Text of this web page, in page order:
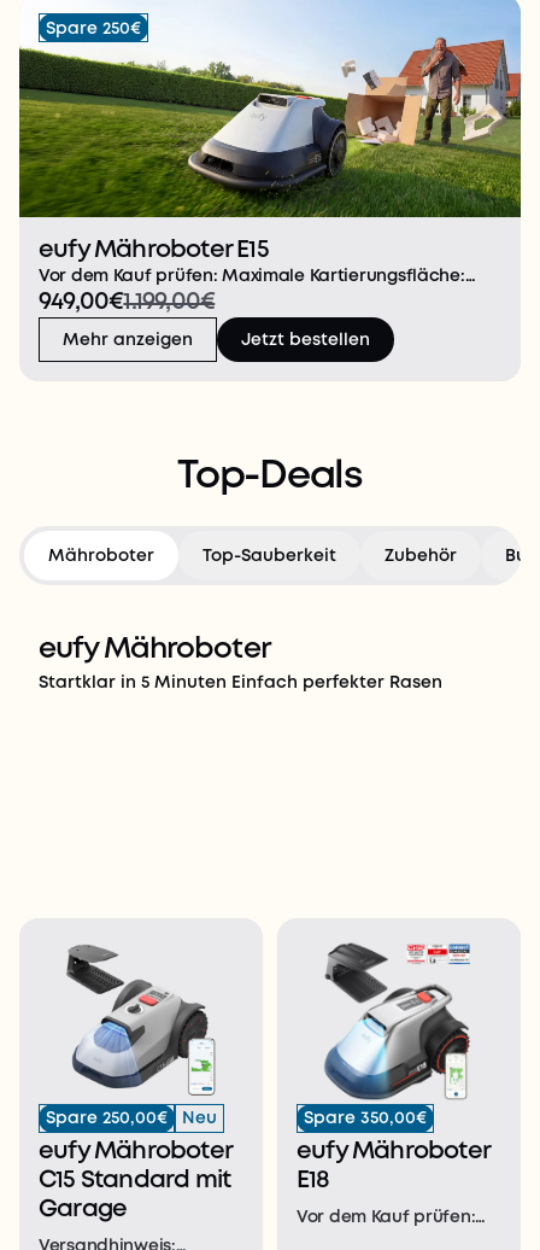
Spare 250€
eufy Mähroboter E15
Vor dem Kauf prüfen: Maximale Kartierungsfläche:
800m². Geeignet für eine Grashöhe von unter 9cm.
Entwickelt für flache Rasenflächen
(Höhenunterschiede unter 36cm).(Hinweis: Nicht
949,00€1.199,00€
Mehr anzeigen Jetzt bestellen
Top-Deals
Mähroboter Top-Sauberkeit Zubehör
eufy Mähroboter
Startklar in 5 Minuten Einfach perfekter Rasen
Spare 250,00€ Neu
eufy Mähroboter
C15 Standard mit
Garage
Versandhinweis:
Spare 350,00€
eufy Mähroboter
E18
Vor dem Kauf prüfen: